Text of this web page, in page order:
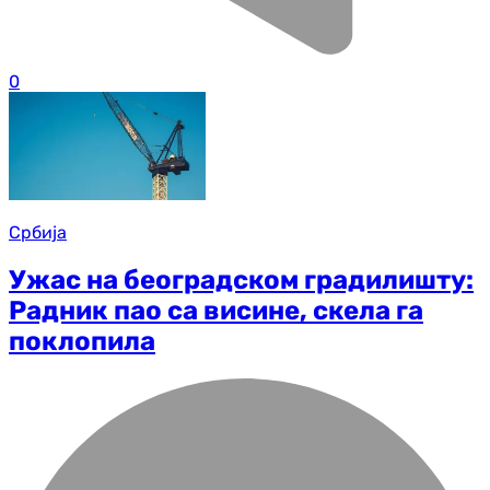
0
Србија
Ужас на београдском градилишту:
Радник пао са висине, скела га
поклопила